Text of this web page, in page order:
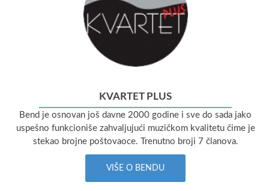
KVARTET PLUS
Bend je osnovan još davne 2000 godine i sve do sada jako
uspešno funkcioniše zahvaljujući muzičkom kvalitetu čime je
stekao brojne poštovaoce. Trenutno broji 7 članova.
VIŠE O BENDU